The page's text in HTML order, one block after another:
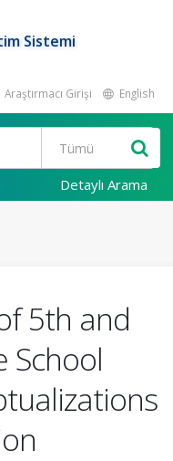
Sistemi
Araştırmacı Girişi English
Detaylı Arama
5th and
School